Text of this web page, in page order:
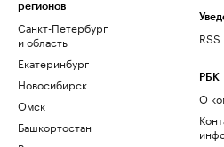
регионов
Санкт-Петербург
и область
Екатеринбург
Новосибирск
Омск
Башкортостан
РБК
О